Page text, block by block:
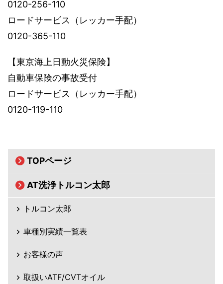
0120-256-110
ロードサービス（レッカー手配）
0120-365-110
【東京海上日動火災保険】
自動車保険の事故受付
ロードサービス（レッカー手配）
0120-119-110
TOPページ
AT洗浄トルコン太郎
トルコン太郎
車種別実績一覧表
お客様の声
取扱いATF/CVTオイル